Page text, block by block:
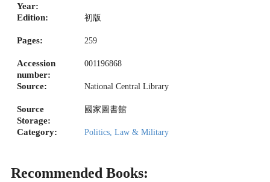
Year:
Edition: 初版
Pages: 259
Accession
number:
001196868
Source: National Central Library
Source
Storage:
國家圖書館
Category: Politics, Law & Military
Recommended Books: